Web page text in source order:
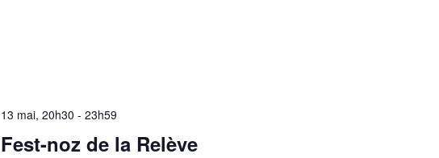
13 mai, 20h30 - 23h59
Fest-noz de la Relève